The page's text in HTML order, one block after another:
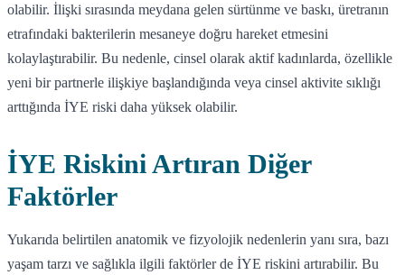
olabilir. İlişki sırasında meydana gelen sürtünme ve baskı, üretranın
etrafındaki bakterilerin mesaneye doğru hareket etmesini
kolaylaştırabilir. Bu nedenle, cinsel olarak aktif kadınlarda, özellikle
yeni bir partnerle ilişkiye başlandığında veya cinsel aktivite sıklığı
arttığında İYE riski daha yüksek olabilir.
İYE Riskini Artıran Diğer
Faktörler
Yukarıda belirtilen anatomik ve fizyolojik nedenlerin yanı sıra, bazı
yaşam tarzı ve sağlıkla ilgili faktörler de İYE riskini artırabilir. Bu